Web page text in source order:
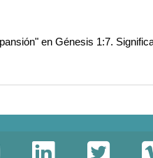
en Génesis 1:7.